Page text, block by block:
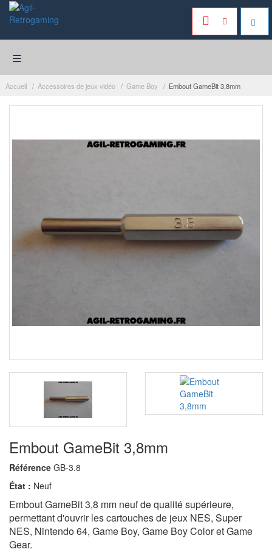
≡
Accueil Accessoires de jeux vidéo Game Boy Embout GameBit 3,8mm
Embout GameBit 3,8mm
Référence GB-3.8
État : Neuf
Embout GameBit 3,8 mm neuf de qualité supérieure,
permettant d'ouvrir les cartouches de jeux NES, Super
NES, Nintendo 64, Game Boy, Game Boy Color et Game
Gear.